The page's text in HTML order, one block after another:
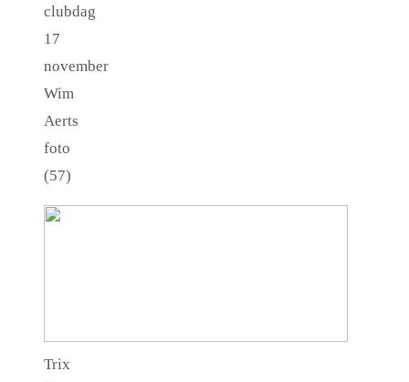
clubdag
17
november
Wim
Aerts
foto
(57)
Trix